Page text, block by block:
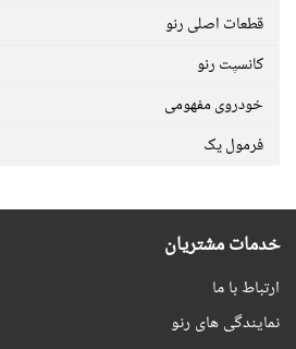
قطعات اصلی رنو
کانسپت رنو
خودروی مفهومی
فرمول یک
خدمات مشتریان
ارتباط با ما
نمایندگی های رنو